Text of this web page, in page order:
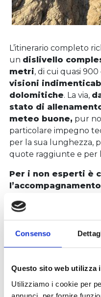
Consenso
Questo sito web utilizza
Utilizziamo i cookie per
L’itinerario completo
un dislivello
metri, di cui quasi
visioni
dolomitiche. La via,
stato di
meteo buone, pur
particolare impegno
per la sua lunghezza,
quote raggiunte e per
Per i non esperti è
che consentirà di
giornaliero e al
esperienza di alta
della via suggeriamo di